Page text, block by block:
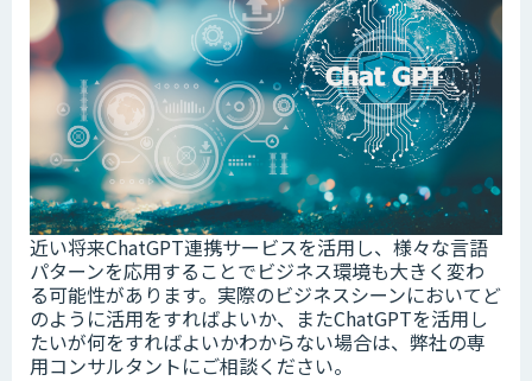
近い将来ChatGPT連携サービスを活用し、様々な言語
パターンを応用することでビジネス環境も大きく変わ
る可能性があります。実際のビジネスシーンにおいてど
のように活用をすればよいか、またChatGPTを活用し
たいが何をすればよいかわからない場合は、弊社の専
用コンサルタントにご相談ください。